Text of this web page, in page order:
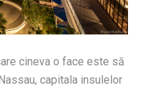
cineva o face este să
capitala insulelor